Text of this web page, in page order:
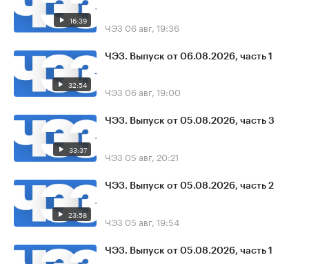
16:39 ЧЭЗ 06 авг, 19:36
32:54
ЧЭЗ. Выпуск от 06.08.2026, часть 1
ЧЭЗ 06 авг, 19:00
33:37
ЧЭЗ. Выпуск от 05.08.2026, часть 3
ЧЭЗ 05 авг, 20:21
23:58
ЧЭЗ. Выпуск от 05.08.2026, часть 2
ЧЭЗ 05 авг, 19:54
ЧЭЗ. Выпуск от 05.08.2026, часть 1